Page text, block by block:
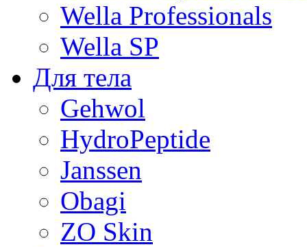
Wella Professionals
Wella SP
Для тела
Gehwol
HydroPeptide
Janssen
Obagi
ZO Skin